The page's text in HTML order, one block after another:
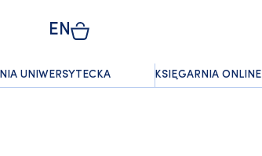
EN
UNIWERSYTECKA KSIĘGARNIA ONLINE